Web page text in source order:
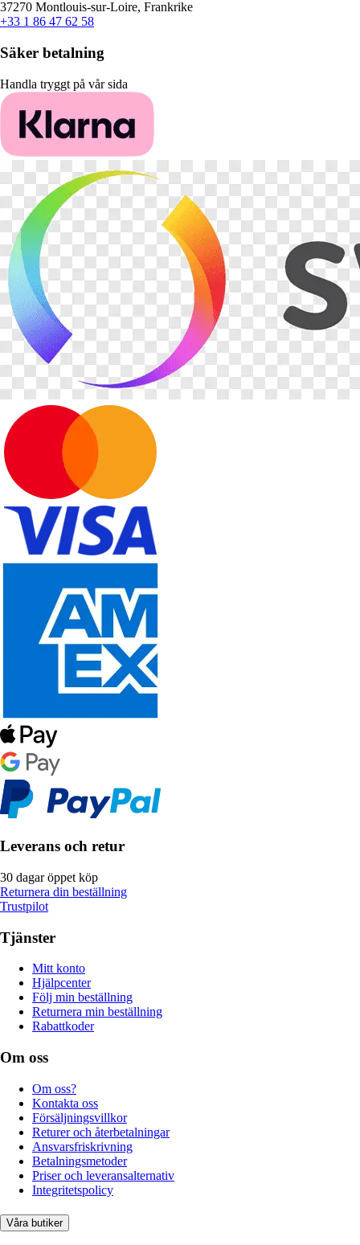
37270 Montlouis-sur-Loire, Frankrike
+33 1 86 47 62 58
Säker betalning
Handla tryggt på vår sida
Leverans och retur
30 dagar öppet köp
Returnera din beställning
Trustpilot
Tjänster
Mitt konto
Hjälpcenter
Följ min beställning
Returnera min beställning
Rabattkoder
Om oss
Om oss?
Kontakta oss
Försäljningsvillkor
Returer och återbetalningar
Ansvarsfriskrivning
Betalningsmetoder
Priser och leveransalternativ
Integritetspolicy
Våra butiker